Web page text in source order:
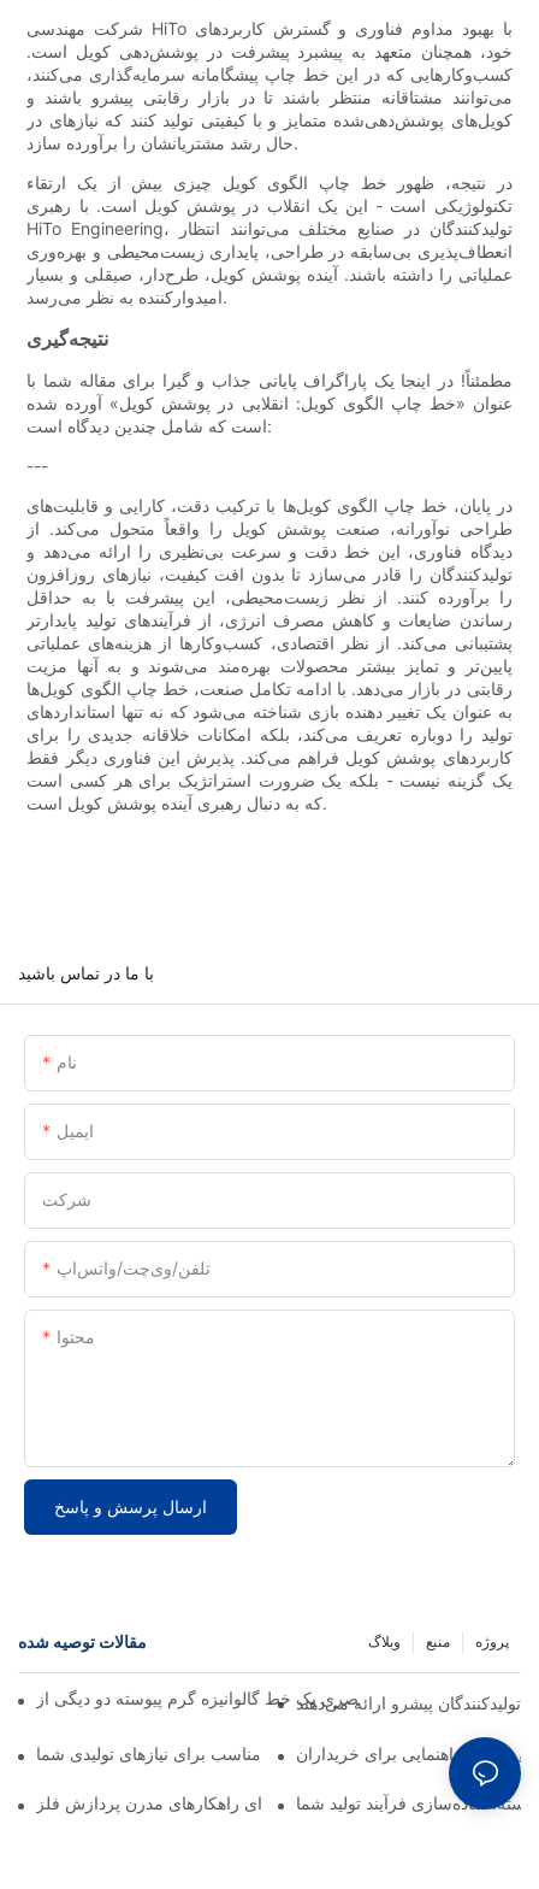
شرکت مهندسی HiTo با بهبود مداوم فناوری و گسترش کاربردهای
خود، همچنان متعهد به پیشبرد پیشرفت در پوشش‌دهی کویل است.
کسب‌وکارهایی که در این خط چاپ پیشگامانه سرمایه‌گذاری می‌کنند،
می‌توانند مشتاقانه منتظر باشند تا در بازار رقابتی پیشرو باشند و
کویل‌های پوشش‌دهی‌شده متمایز و با کیفیتی تولید کنند که نیازهای در
حال رشد مشتریانشان را برآورده سازد.
در نتیجه، ظهور خط چاپ الگوی کویل چیزی بیش از یک ارتقاء
تکنولوژیکی است - این یک انقلاب در پوشش کویل است. با رهبری
HiTo Engineering، تولیدکنندگان در صنایع مختلف می‌توانند انتظار
انعطاف‌پذیری بی‌سابقه در طراحی، پایداری زیست‌محیطی و بهره‌وری
عملیاتی را داشته باشند. آینده پوشش کویل، طرح‌دار، صیقلی و بسیار
امیدوارکننده به نظر می‌رسد.
نتیجه‌گیری
مطمئناً! در اینجا یک پاراگراف پایانی جذاب و گیرا برای مقاله شما با
عنوان «خط چاپ الگوی کویل: انقلابی در پوشش کویل» آورده شده
است که شامل چندین دیدگاه است:
---
در پایان، خط چاپ الگوی کویل‌ها با ترکیب دقت، کارایی و قابلیت‌های
طراحی نوآورانه، صنعت پوشش کویل را واقعاً متحول می‌کند. از
دیدگاه فناوری، این خط دقت و سرعت بی‌نظیری را ارائه می‌دهد و
تولیدکنندگان را قادر می‌سازد تا بدون افت کیفیت، نیازهای روزافزون
را برآورده کنند. از نظر زیست‌محیطی، این پیشرفت با به حداقل
رساندن ضایعات و کاهش مصرف انرژی، از فرآیندهای تولید پایدارتر
پشتیبانی می‌کند. از نظر اقتصادی، کسب‌وکارها از هزینه‌های عملیاتی
پایین‌تر و تمایز بیشتر محصولات بهره‌مند می‌شوند و به آنها مزیت
رقابتی در بازار می‌دهد. با ادامه تکامل صنعت، خط چاپ الگوی کویل‌ها
به عنوان یک تغییر دهنده بازی شناخته می‌شود که نه تنها استانداردهای
تولید را دوباره تعریف می‌کند، بلکه امکانات خلاقانه جدیدی را برای
کاربردهای پوشش کویل فراهم می‌کند. پذیرش این فناوری دیگر فقط
یک گزینه نیست - بلکه یک ضرورت استراتژیک برای هر کسی است
که به دنبال رهبری آینده پوشش کویل است.
با ما در تماس باشید
نام
ایمیل
شرکت
تلفن/وی‌چت/واتس‌اپ
محتوا
ارسال پرسش و پاسخ
مقالات توصیه شده پروژه منبع وبلاگ
پیشرو ارائه می‌دهند
خط پوشش‌دهی کویل: انتخاب شریک مناسب برای نیازهای تولیدی شما
کویل: راهنمایی برای خریداران
خط پوشش‌دهی کویل: ضروری برای راهکارهای مدرن پردازش فلز
ساده‌سازی فرآیند تولید شما